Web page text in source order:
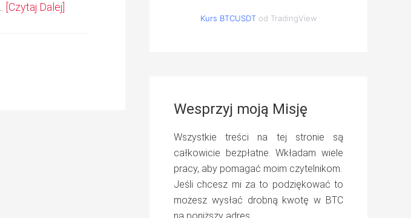
[Czytaj Dalej]
Kurs BTCUSDT od TradingView
Wesprzyj moją Misję
Wszystkie treści na tej stronie są
całkowicie bezpłatne. Wkładam wiele
pracy, aby pomagać moim czytelnikom.
Jeśli chcesz mi za to podziękować to
możesz wysłać drobną kwotę w BTC